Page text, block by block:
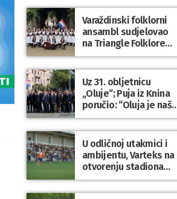
Varaždinski folklorni
ansambl sudjelovao
na Triangle Folklore
Festivalu u Danskoj
Uz 31. obljetnicu
„Oluje“; Puja iz Knina
poručio: “Oluja je naša
najveća pobjeda,
simbol slobode i
zajedništva!”
U odličnoj utakmici i
ambijentu, Varteks na
otvorenju stadiona
odigrao 1:1 s
Mariborom